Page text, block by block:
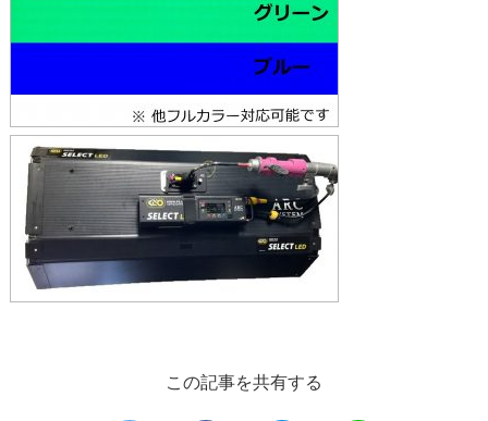
この記事を共有する